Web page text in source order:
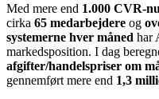
Med mere end 1.000 CVR-
cirka 65 medarbejdere og
systemerne hver måned har
markedsposition. I dag
afgifter/handelspriser om
gennemført mere end 1,3